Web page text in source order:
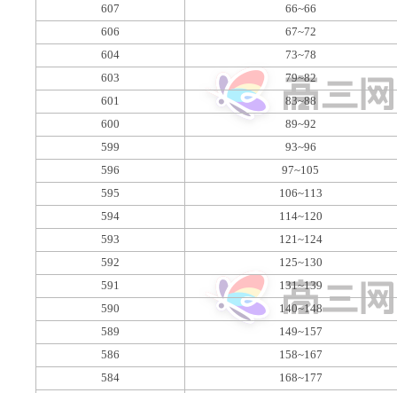
607
66~66
606
67~72
604
73~78
603
79~82
601
83~88
600
89~92
599
93~96
596
97~105
595
106~113
594
114~120
593
121~124
592
125~130
591
131~139
590
140~148
589
149~157
586
158~167
584
168~177